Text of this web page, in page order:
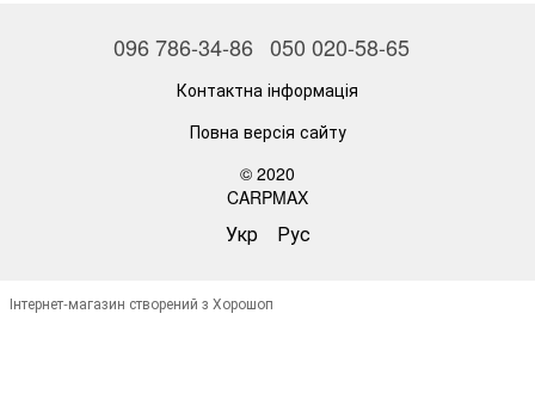
096 786-34-86 050 020-58-65
Контактна інформація
Повна версія сайту
© 2020
CARPMAX
Укр Рус
Інтернет-магазин створений з Хорошоп